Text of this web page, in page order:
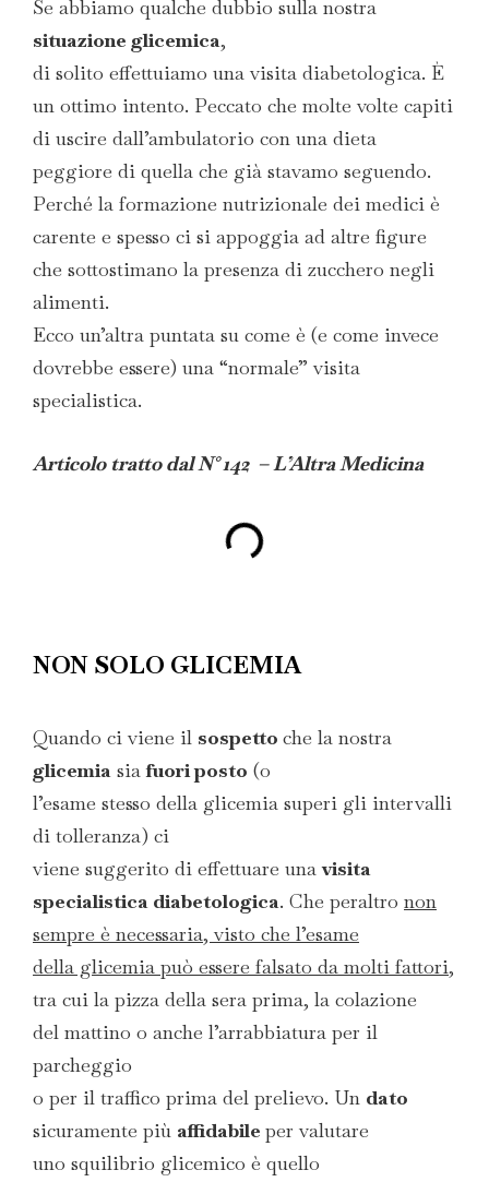
Se abbiamo qualche dubbio sulla nostra
situazione glicemica,
di solito effettuiamo una visita diabetologica. È
un ottimo intento. Peccato che molte volte capiti
di uscire dall’ambulatorio con una dieta
peggiore di quella che già stavamo seguendo.
Perché la formazione nutrizionale dei medici è
carente e spesso ci si appoggia ad altre figure
che sottostimano la presenza di zucchero negli
alimenti.
Ecco un’altra puntata su come è (e come invece
dovrebbe essere) una “normale” visita
specialistica.
Articolo tratto dal N° 142 – L’Altra Medicina
NON SOLO GLICEMIA
Quando ci viene il sospetto che la nostra
glicemia siafuori posto (o
l’esame stesso della glicemia superi gli intervalli
di tolleranza) ci
viene suggerito di effettuare unavisita
specialistica diabetologica. Che peraltro non
sempre è necessaria, visto che l’esame
della glicemia può essere falsato da molti fattori,
tra cui la pizza della sera prima, la colazione
del mattino o anche l’arrabbiatura per il
parcheggio
o per il traffico prima del prelievo. Un dato
sicuramente più affidabile per valutare
uno squilibrio glicemico è quello